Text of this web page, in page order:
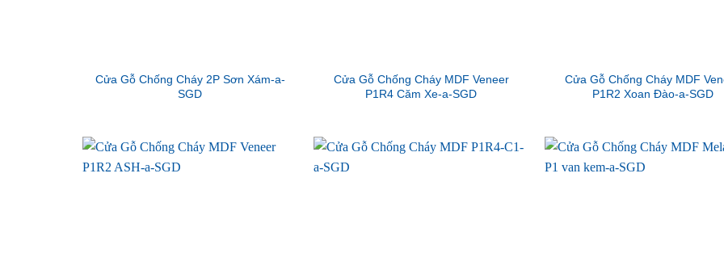
Cửa Gỗ Chống Cháy 2P Sơn Xám-a-
SGD
Cửa Gỗ Chống Cháy MDF Veneer
P1R4 Căm Xe-a-SGD
Cửa Gỗ Chống Cháy MDF
P1R2 Xoan Đào-a-SGD